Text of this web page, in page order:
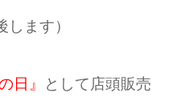
ます）
日』 として店頭販売